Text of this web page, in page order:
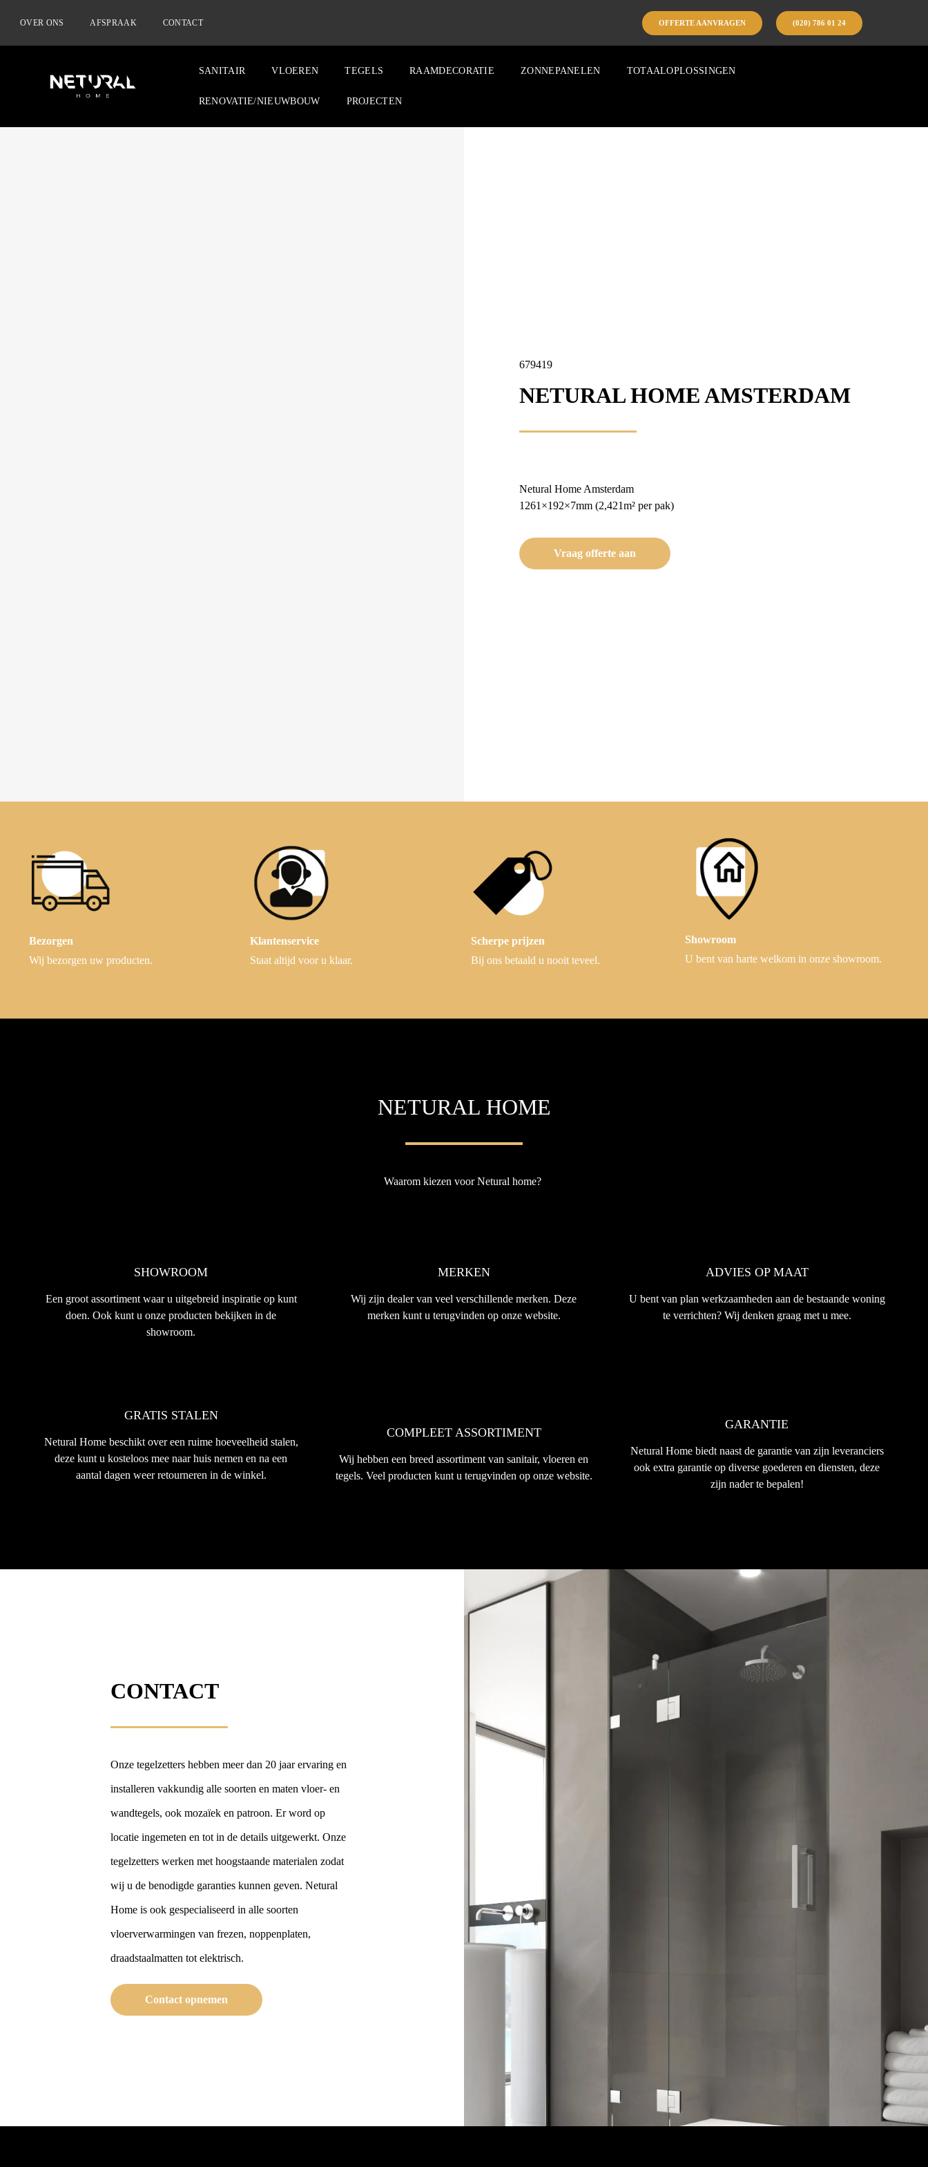
OVER ONS AFSPRAAK CONTACT OFFERTE AANVRAGEN (020) 786 01 24
SANITAIR VLOEREN TEGELS RAAMDECORATIE ZONNEPANELEN TOTAALOPLOSSINGEN
RENOVATIE/NIEUWBOUW PROJECTEN
679419
NETURAL HOME AMSTERDAM
Netural Home Amsterdam
1261×192×7mm (2,421m² per pak)
Vraag offerte aan
Bezorgen
Wij bezorgen uw producten.
Klantenservice
Staat altijd voor u klaar.
Scherpe prijzen
Bij ons betaald u nooit teveel.
Showroom
U bent van harte welkom in onze showroom.
NETURAL HOME
Waarom kiezen voor Netural home?
SHOWROOM
Een groot assortiment waar u uitgebreid inspiratie op kunt
doen. Ook kunt u onze producten bekijken in de
showroom.
MERKEN
Wij zijn dealer van veel verschillende merken. Deze
merken kunt u terugvinden op onze website.
ADVIES OP MAAT
U bent van plan werkzaamheden aan de bestaande woning
te verrichten? Wij denken graag met u mee.
GRATIS STALEN
Netural Home beschikt over een ruime hoeveelheid stalen,
deze kunt u kosteloos mee naar huis nemen en na een
aantal dagen weer retourneren in de winkel.
COMPLEET ASSORTIMENT
Wij hebben een breed assortiment van sanitair, vloeren en
tegels. Veel producten kunt u terugvinden op onze website.
GARANTIE
Netural Home biedt naast de garantie van zijn leveranciers
ook extra garantie op diverse goederen en diensten, deze
zijn nader te bepalen!
CONTACT
Onze tegelzetters hebben meer dan 20 jaar ervaring en
installeren vakkundig alle soorten en maten vloer- en
wandtegels, ook mozaïek en patroon. Er word op
locatie ingemeten en tot in de details uitgewerkt. Onze
tegelzetters werken met hoogstaande materialen zodat
wij u de benodigde garanties kunnen geven. Netural
Home is ook gespecialiseerd in alle soorten
vloerverwarmingen van frezen, noppenplaten,
draadstaalmatten tot elektrisch.
Contact opnemen